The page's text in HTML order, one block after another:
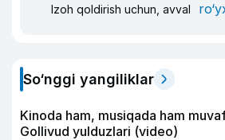
Izoh qoldirish uchun, avval
So‘nggi yangiliklar
Kinoda ham, musiqada ham
Gollivud yulduzlari (video)